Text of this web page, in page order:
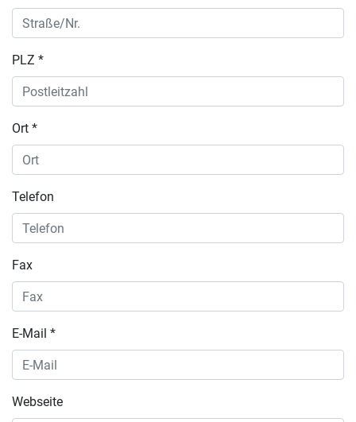
PLZ *
Ort *
Telefon
Fax
E-Mail *
Webseite